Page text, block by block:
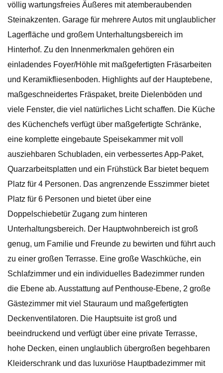
völlig wartungsfreies Äußeres mit atemberaubenden
Steinakzenten. Garage für mehrere Autos mit unglaublicher
Lagerfläche und großem Unterhaltungsbereich im
Hinterhof. Zu den Innenmerkmalen gehören ein
einladendes Foyer/Höhle mit maßgefertigten Fräsarbeiten
und Keramikfliesenboden. Highlights auf der Hauptebene,
maßgeschneidertes Fräspaket, breite Dielenböden und
viele Fenster, die viel natürliches Licht schaffen. Die Küche
des Küchenchefs verfügt über maßgefertigte Schränke,
eine komplette eingebaute Speisekammer mit voll
ausziehbaren Schubladen, ein verbessertes App-Paket,
Quarzarbeitsplatten und ein Frühstück Bar bietet bequem
Platz für 4 Personen. Das angrenzende Esszimmer bietet
Platz für 6 Personen und bietet über eine
Doppelschiebetür Zugang zum hinteren
Unterhaltungsbereich. Der Hauptwohnbereich ist groß
genug, um Familie und Freunde zu bewirten und führt auch
zu einer großen Terrasse. Eine große Waschküche, ein
Schlafzimmer und ein individuelles Badezimmer runden
die Ebene ab. Ausstattung auf Penthouse-Ebene, 2 große
Gästezimmer mit viel Stauraum und maßgefertigten
Deckenventilatoren. Die Hauptsuite ist groß und
beeindruckend und verfügt über eine private Terrasse,
hohe Decken, einen unglaublich übergroßen begehbaren
Kleiderschrank und das luxuriöse Hauptbadezimmer mit